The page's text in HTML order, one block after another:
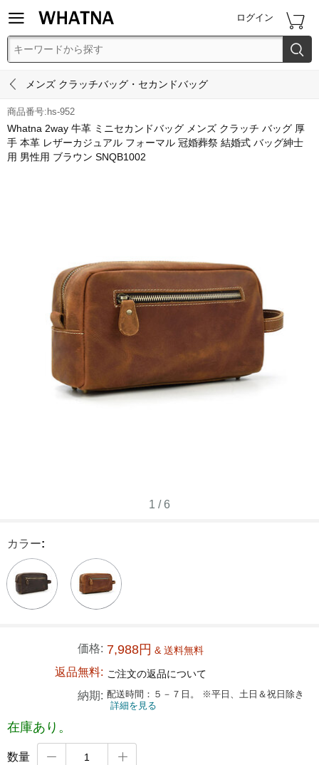
 ログイン 

 メンズ クラッチバッグ・セカンドバッグ
商品番号:hs-952
Whatna 2way 牛革 ミニセカンドバッグ メンズ クラッチ バッグ 厚
手 本革 レザーカジュアル フォーマル 冠婚葬祭 結婚式 バッグ紳士
用 男性用 ブラウン SNQB1002
1 /6
カラー:
価格: 7,988円 & 送料無料
返品無料: ご注文の返品について
納期: 配送時間：５－７日。 ※平日、土日＆祝日除き
詳細を見る
在庫あり。
数量  